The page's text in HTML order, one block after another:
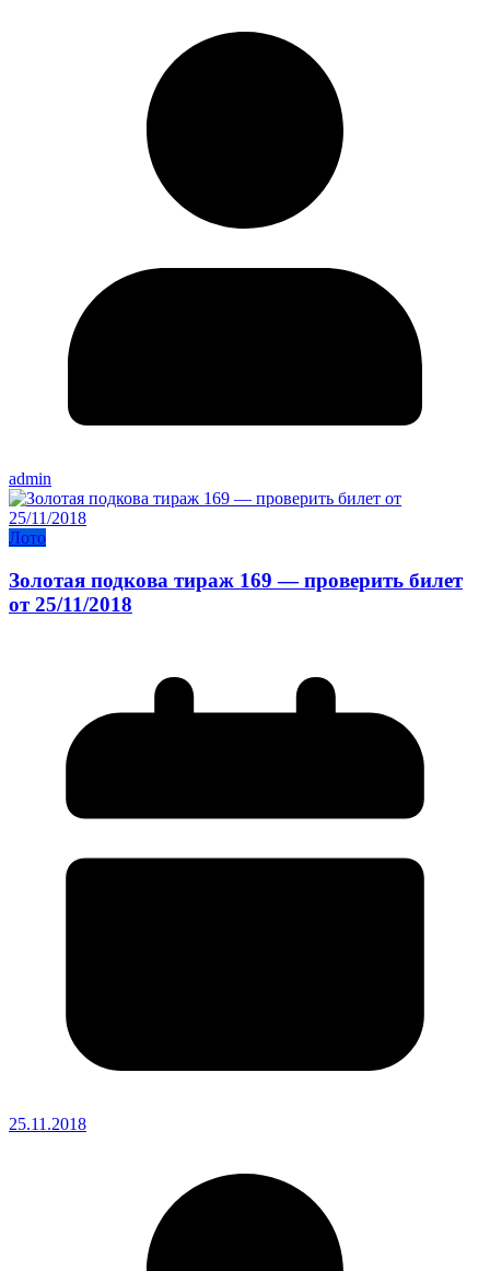
admin
Лото
Золотая подкова тираж 169 — проверить билет
от 25/11/2018
25.11.2018